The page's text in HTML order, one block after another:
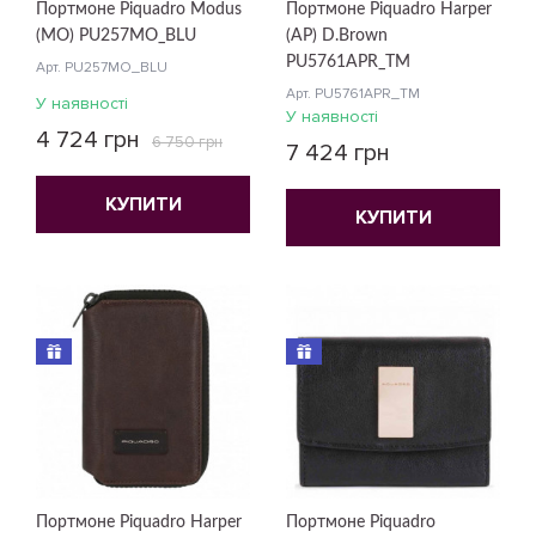
Портмоне Piquadro Modus
(MO) PU257MO_BLU
Арт. PU257MO_BLU
У наявності
4 724 грн 6 750 грн
КУПИТИ
Портмоне Piquadro Harper
(AP) D.Brown
PU5761APR_TM
Арт. PU5761APR_TM
У наявності
7 424 грн
КУПИТИ
Портмоне Piquadro Harper
Портмоне Piquadro